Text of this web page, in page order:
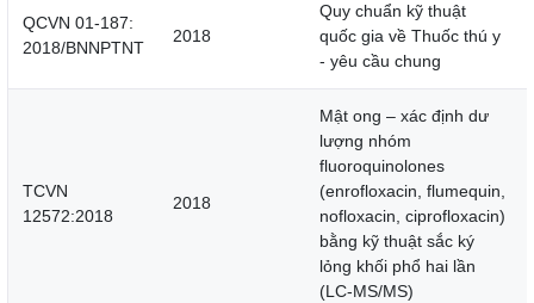
QCVN 01-187:
2018/BNNPTNT
2018
Quy chuẩn kỹ thuật
quốc gia về Thuốc thú y
- yêu cầu chung
TCVN
12572:2018
2018
Mật ong – xác định dư
lượng nhóm
fluoroquinolones
(enrofloxacin, flumequin,
nofloxacin, ciprofloxacin)
bằng kỹ thuật sắc ký
lỏng khối phổ hai lần
(LC-MS/MS)